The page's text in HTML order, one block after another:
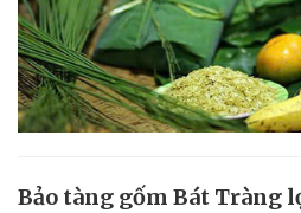
Bảo tàng gốm Bát Tràng